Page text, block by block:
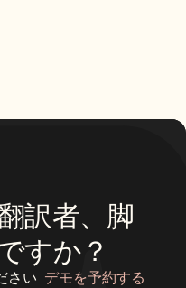
訳者、脚
すか？
さい デモを予約する